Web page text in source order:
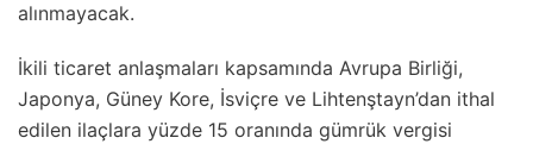
alınmayacak.
İkili ticaret anlaşmaları kapsamında Avrupa Birliği,
Japonya, Güney Kore, İsviçre ve Lihtenştayn’dan ithal
edilen ilaçlara yüzde 15 oranında gümrük vergisi